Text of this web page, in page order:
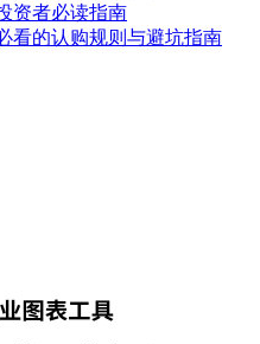
资者必读指南
看的认购规则与避坑指南